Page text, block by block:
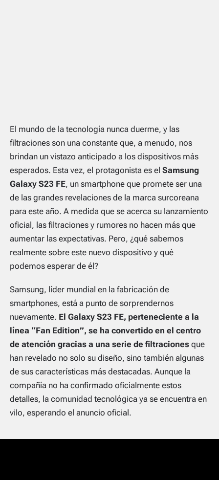
El mundo de la tecnología nunca duerme, y las
filtraciones son una constante que, a menudo, nos
brindan un vistazo anticipado a los dispositivos más
esperados. Esta vez, el protagonista es el Samsung
Galaxy S23 FE, un smartphone que promete ser una
de las grandes revelaciones de la marca surcoreana
para este año. A medida que se acerca su lanzamiento
oficial, las filtraciones y rumores no hacen más que
aumentar las expectativas. Pero, ¿qué sabemos
realmente sobre este nuevo dispositivo y qué
podemos esperar de él?
Samsung, líder mundial en la fabricación de
smartphones, está a punto de sorprendernos
nuevamente. El Galaxy S23 FE, perteneciente a la
línea “Fan Edition”, se ha convertido en el centro
de atención gracias a una serie de filtraciones que
han revelado no solo su diseño, sino también algunas
de sus características más destacadas. Aunque la
compañía no ha confirmado oficialmente estos
detalles, la comunidad tecnológica ya se encuentra en
vilo, esperando el anuncio oficial.